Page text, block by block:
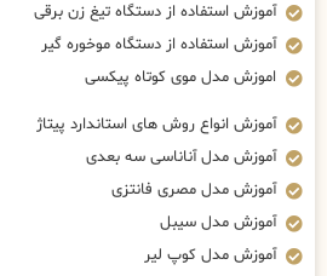
آموزش استفاده از دستگاه تیغ زن برقی
آموزش استفاده از دستگاه موخوره گیر
اموزش مدل موی کوتاه پیکسی
آموزش انواع روش های استاندارد پیتاژ
آموزش مدل آناناسی سه بعدی
آموزش مدل مصری فانتزی
آموزش مدل سیبل
آموزش مدل کوپ لیر